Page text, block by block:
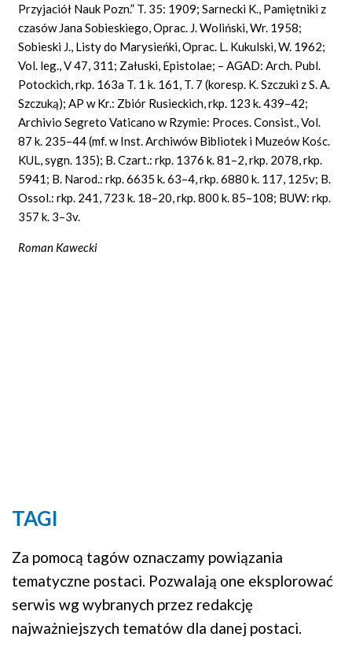
Przyjaciół Nauk Pozn.” T. 35: 1909; Sarnecki K., Pamiętniki z
czasów Jana Sobieskiego, Oprac. J. Woliński, Wr. 1958;
Sobieski J., Listy do Marysieńki, Oprac. L. Kukulski, W. 1962;
Vol. leg., V 47, 311; Załuski, Epistolae; – AGAD: Arch. Publ.
Potockich, rkp. 163a T. 1 k. 161, T. 7 (koresp. K. Szczuki z S. A.
Szczuką); AP w Kr.: Zbiór Rusieckich, rkp. 123 k. 439–42;
Archivio Segreto Vaticano w Rzymie: Proces. Consist., Vol.
87 k. 235–44 (mf. w Inst. Archiwów Bibliotek i Muzeów Kośc.
KUL, sygn. 135); B. Czart.: rkp. 1376 k. 81–2, rkp. 2078, rkp.
5941; B. Narod.: rkp. 6635 k. 63–4, rkp. 6880 k. 117, 125v; B.
Ossol.: rkp. 241, 723 k. 18–20, rkp. 800 k. 85–108; BUW: rkp.
357 k. 3–3v.
Roman Kawecki
TAGI
Za pomocą tagów oznaczamy powiązania
tematyczne postaci. Pozwalają one eksplorować
serwis wg wybranych przez redakcję
najważniejszych tematów dla danej postaci.